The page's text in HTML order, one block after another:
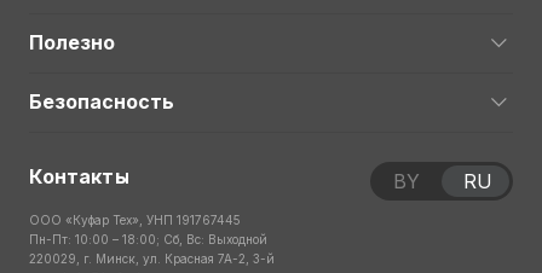
Полезно
Безопасность
Контакты
ООО «Куфар Тех», УНП 191767445
Пн-Пт: 10:00 – 18:00; Сб, Вс: Выходной
220029, г. Минск, ул. Красная 7А-2, 3-й
BY RU